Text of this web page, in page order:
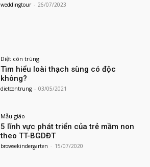
weddingtour - 26/07/2023
Diệt côn trùng
Tìm hiểu loài thạch sùng có độc
không?
dietcontrung - 03/05/2021
Mẫu giáo
5 lĩnh vực phát triển của trẻ mầm non
theo TT-BGDĐT
browsekindergarten - 15/07/2020